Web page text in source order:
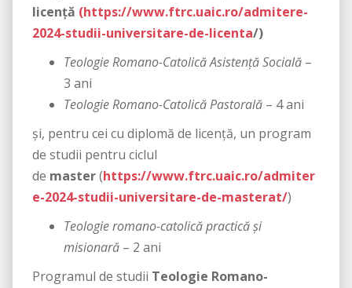
licenţă (https://www.ftrc.uaic.ro/admitere-
2024-studii-universitare-de-licenta/)
Teologie Romano-Catolică Asistenţă Socială –
3 ani
Teologie Romano-Catolică Pastorală – 4 ani
și, pentru cei cu diplomă de licență, un program
de studii pentru ciclul
de master(https://www.ftrc.uaic.ro/admiter
e-2024-studii-universitare-de-masterat/)
Teologie romano-catolică practică și
misionară – 2 ani
Programul de studii Teologie Romano-